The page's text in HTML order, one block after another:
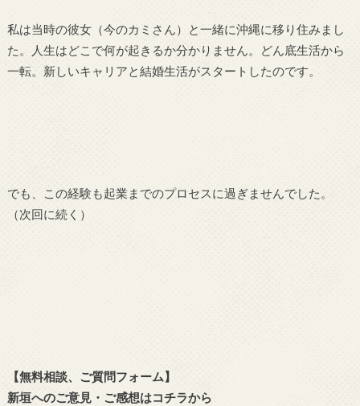
私は当時の彼女（今のカミさん）と一緒に沖縄に移り住みまし
た。人生はどこで何が起きるか分かりません。どん底生活から
一転。新しいキャリアと結婚生活がスタートしたのです。
でも、この経験も起業までのプロセスに過ぎませんでした。
（次回に続く）
【無料相談、ご質問フォーム】
新垣へのご意見・ご感想はコチラから